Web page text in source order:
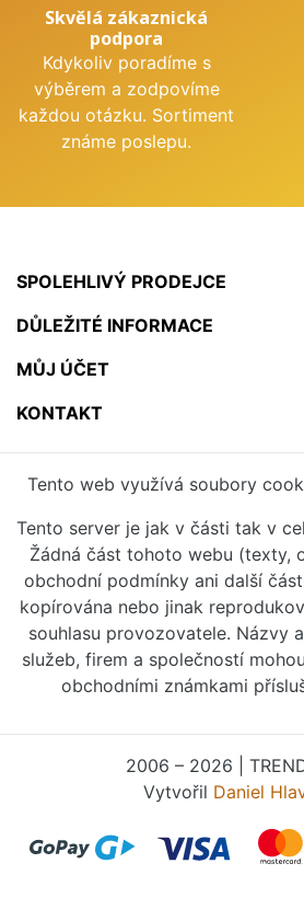
Skvělá zákaznická
podpora
Kdykoliv poradíme s
výběrem a zodpovíme
každou otázku. Sortiment
známe poslepu.
SPOLEHLIVÝ PRODEJCE
DŮLEŽITÉ INFORMACE
MŮJ ÚČET
KONTAKT
Tento web využívá soubory
Tento server je jak v části tak v
Žádná část tohoto webu (texty,
obchodní podmínky ani další
kopírována nebo jinak
souhlasu provozovatele. Názvy
služeb, firem a společností
obchodními známkami
2006 – 2026 |
Vytvořil Daniel